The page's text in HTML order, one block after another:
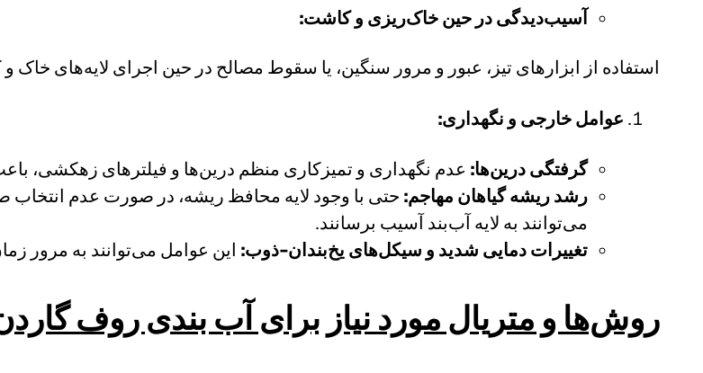
آسیب‌دیدگی در حین خاک‌ریزی و کاشت:
استفاده از ابزارهای تیز، عبور و مرور سنگین، یا سقوط مصالح در حین اجرای لایه‌های خاک
عوامل خارجی و نگهداری:
گرفتگی درین‌ها: عدم نگهداری و تمیزکاری منظم درین‌ها و فیلترهای زهکشی،
رشد ریشه گیاهان مهاجم: حتی با وجود لایه محافظ ریشه، در صورت عدم انتخاب
می‌توانند به لایه آب‌بند آسیب برسانند.
تغییرات دمایی شدید و سیکل‌های یخ‌بندان-ذوب: این عوامل می‌توانند به مرور
روش‌ها و متریال مورد نیاز برای آب بندی روف